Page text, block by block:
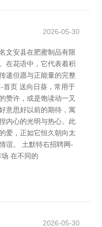
2026-05-30
文安县在肥蜜制品有限
在花语中，它代表着积
递但愿与正能量的完整
首页 送向日葵，常用于
赞许，或是饱读动一又
意思好以前的期待，寓
内心的光明与热心。此
爱，正如它恒久朝向太
谊。 土默特右招聘网-
在不同的
2026-05-30